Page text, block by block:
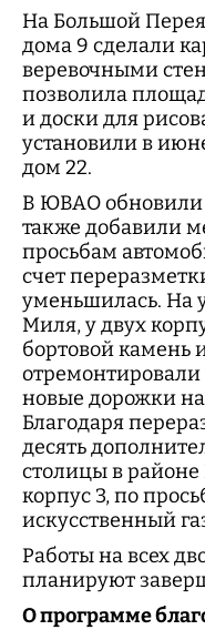
На Большой
дома 9 сделали
веревочными
позволила
и доски для
установили в
дом 22.
В ЮВАО обновили
также добавили
просьбам
счет
уменьшилась. На
Миля, у двух
бортовой камень
новые дорожки
Благодаря
десять
столицы в районе
корпус 3, по
искусственный
Работы на всех
планируют
О программе